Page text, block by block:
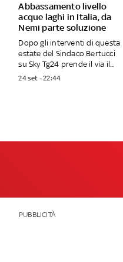
Abbassamento livello
acque laghi in Italia, da
Nemi parte soluzione
Dopo gli interventi di questa
estate del Sindaco Bertucci
su Sky Tg24 prende il via il...
24 set - 22:44
PUBBLICITÀ